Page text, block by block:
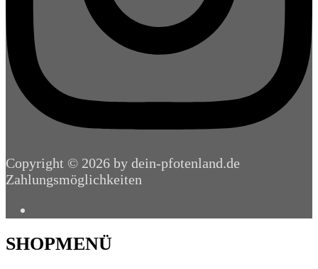
Copyright © 2026 by dein-pfotenland.de
Zahlungsmöglichkeiten
SHOPMENÜ